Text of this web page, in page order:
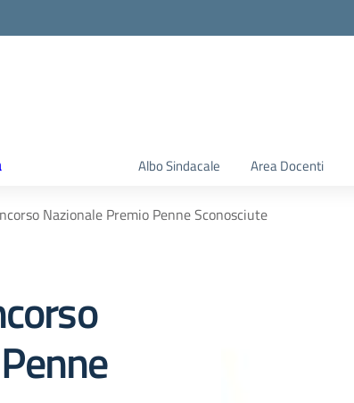
Albo Sindacale Area Docenti
Nazionale Premio Penne Sconosciute